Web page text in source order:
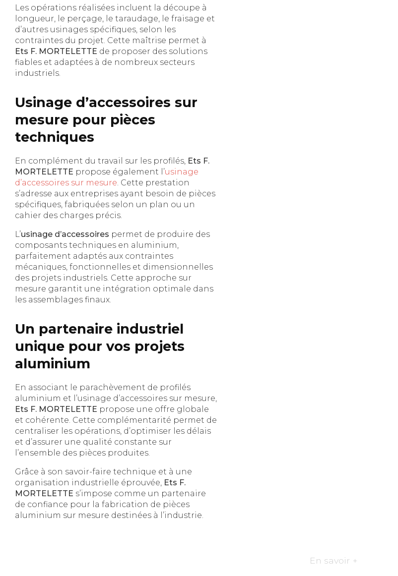
Les opérations réalisées incluent la découpe à
longueur, le perçage, le taraudage, le fraisage et
d’autres usinages spécifiques, selon les
contraintes du projet. Cette maîtrise permet à
Ets F. MORTELETTE de proposer des solutions
fiables et adaptées à de nombreux secteurs
industriels.
Usinage d’accessoires sur
mesure pour pièces
techniques
En complément du travail sur les profilés, Ets F.
MORTELETTE propose également l’usinage
d’accessoires sur mesure . Cette prestation
s’adresse aux entreprises ayant besoin de pièces
spécifiques, fabriquées selon un plan ou un
cahier des charges précis.
L’usinage d’accessoires permet de produire des
composants techniques en aluminium,
parfaitement adaptés aux contraintes
mécaniques, fonctionnelles et dimensionnelles
des projets industriels. Cette approche sur
mesure garantit une intégration optimale dans
les assemblages finaux.
Un partenaire industriel
unique pour vos projets
aluminium
En associant le parachèvement de profilés
aluminium et l’usinage d’accessoires sur mesure,
Ets F. MORTELETTE propose une offre globale
et cohérente. Cette complémentarité permet de
centraliser les opérations, d’optimiser les délais
et d’assurer une qualité constante sur
l’ensemble des pièces produites.
Grâce à son savoir-faire technique et à une
organisation industrielle éprouvée, Ets F.
MORTELETTE s’impose comme un partenaire
de confiance pour la fabrication de pièces
aluminium sur mesure destinées à l’industrie.
En savoir +